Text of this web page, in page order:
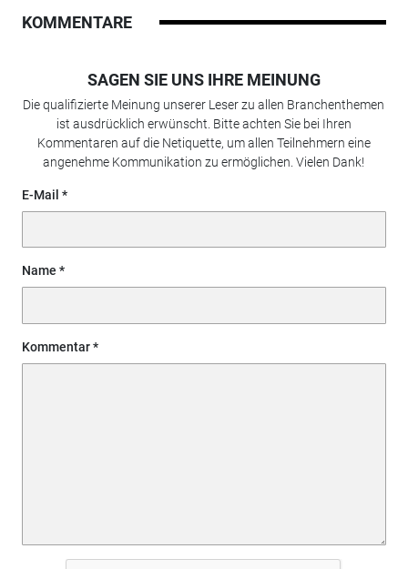
KOMMENTARE
SAGEN SIE UNS IHRE MEINUNG
Die qualifizierte Meinung unserer Leser zu allen Branchenthemen
ist ausdrücklich erwünscht. Bitte achten Sie bei Ihren
Kommentaren auf die Netiquette, um allen Teilnehmern eine
angenehme Kommunikation zu ermöglichen. Vielen Dank!
E-Mail
Name
Kommentar